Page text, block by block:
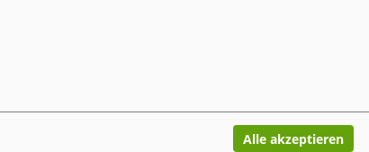
'How do you connect..'
Hier die Art der Verbindung in das Inter oder Intranet aus
Im zweiten Textfeld wird der Kenntnisstand des User
Alle akzeptieren